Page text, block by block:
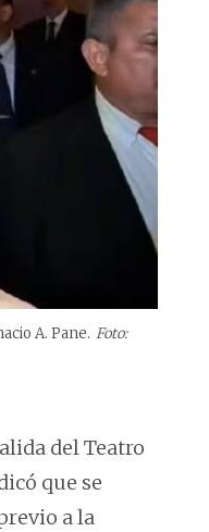
A. Pane. Foto:
del Teatro
que se
a la